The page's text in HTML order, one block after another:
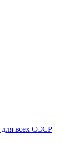
для всех СССР